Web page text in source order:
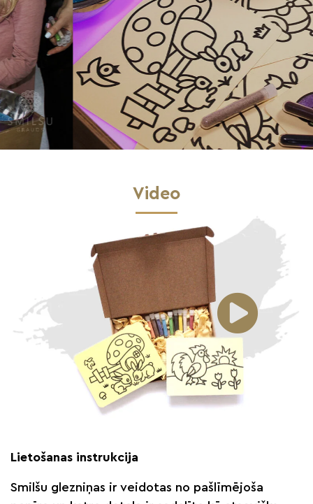
Video
Lietošanas instrukcija
Smilšu glezniņas ir veidotas no pašlīmējoša